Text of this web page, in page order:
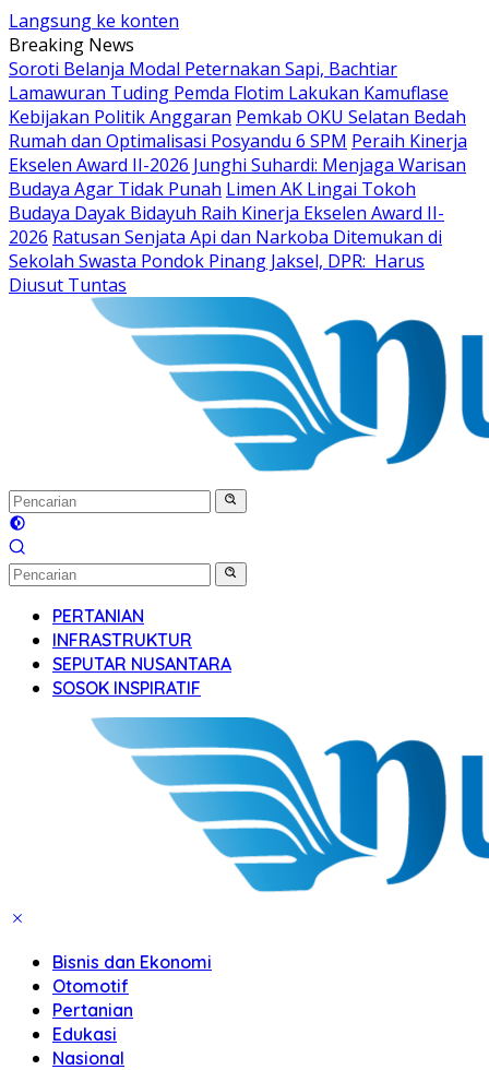
Langsung ke konten
Breaking News
Soroti Belanja Modal Peternakan Sapi, Bachtiar
Lamawuran Tuding Pemda Flotim Lakukan Kamuflase
Kebijakan Politik Anggaran Pemkab OKU Selatan Bedah
Rumah dan Optimalisasi Posyandu 6 SPM Peraih Kinerja
Ekselen Award II-2026 Junghi Suhardi: Menjaga Warisan
Budaya Agar Tidak Punah Limen AK Lingai Tokoh
Budaya Dayak Bidayuh Raih Kinerja Ekselen Award II-
2026 Ratusan Senjata Api dan Narkoba Ditemukan di
Sekolah Swasta Pondok Pinang Jaksel, DPR: Harus
Diusut Tuntas
PERTANIAN
INFRASTRUKTUR
SEPUTAR NUSANTARA
SOSOK INSPIRATIF
Bisnis dan Ekonomi
Otomotif
Pertanian
Edukasi
Nasional